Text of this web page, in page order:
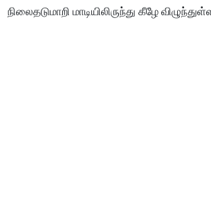
நிலைதடுமாறி மாடியிலிருந்து கீழே